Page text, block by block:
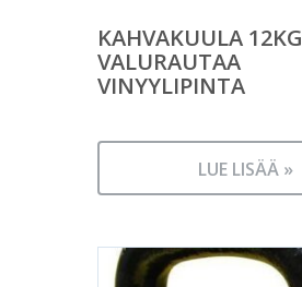
KAHVAKUULA 12KG
VALURAUTAA
VINYYLIPINTA
LUE LISÄÄ »